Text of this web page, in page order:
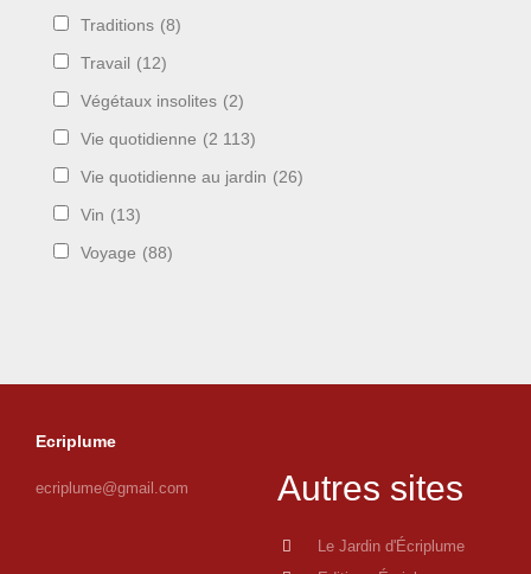
Traditions (8)
Travail (12)
Végétaux insolites (2)
Vie quotidienne (2 113)
Vie quotidienne au jardin (26)
Vin (13)
Voyage (88)
Ecriplume
ecriplume@gmail.com Autres sites
Le Jardin d'Écriplume